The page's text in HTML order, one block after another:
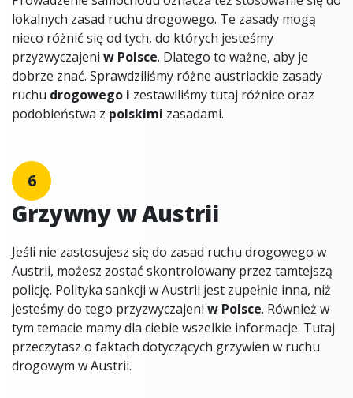
lokalnych zasad ruchu drogowego. Te zasady mogą
nieco różnić się od tych, do których jesteśmy
przyzwyczajeni w Polsce. Dlatego to ważne, aby je
dobrze znać. Sprawdziliśmy różne austriackie zasady
ruchu drogowego i zestawiliśmy tutaj różnice oraz
podobieństwa z polskimi zasadami.
6
Grzywny w Austrii
Jeśli nie zastosujesz się do zasad ruchu drogowego w
Austrii, możesz zostać skontrolowany przez tamtejszą
policję. Polityka sankcji w Austrii jest zupełnie inna, niż
jesteśmy do tego przyzwyczajeni w Polsce. Również w
tym temacie mamy dla ciebie wszelkie informacje. Tutaj
przeczytasz o faktach dotyczących grzywien w ruchu
drogowym w Austrii.